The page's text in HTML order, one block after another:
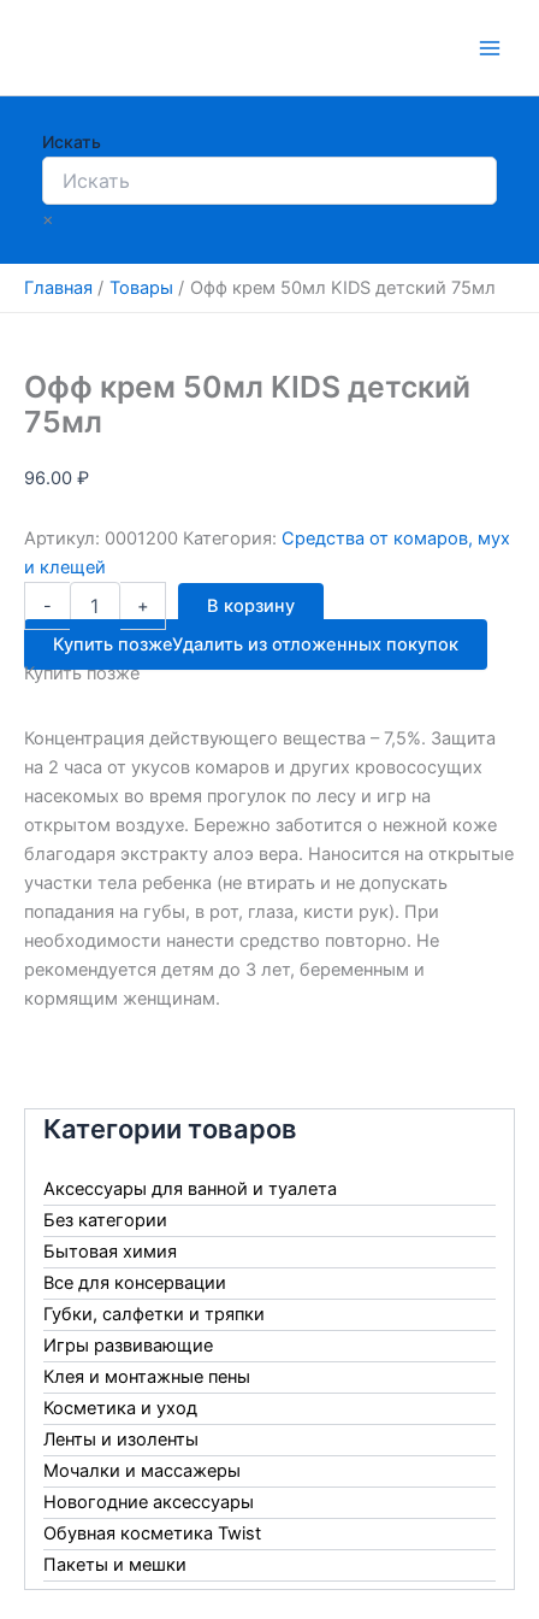
Искать
×
Главная Товары Офф крем 50мл KIDS детский 75мл
Категории товаров
Аксессуары для ванной и туалета
Без категории
Бытовая химия
Все для консервации
Губки, салфетки и тряпки
Игры развивающие
Клея и монтажные пены
Косметика и уход
Ленты и изоленты
Мочалки и массажеры
Новогодние аксессуары
Обувная косметика Twist
Пакеты и мешки
Перчатки
Офф крем 50мл KIDS детский
75мл
96.00 ₽
Артикул: 0001200 Категория: Средства от комаров, мух
и клещей
-
Количество
товара
Офф
крем
50мл
детский
75мл
+
В корзину
Купить позжеУдалить из отложенных покупок
Купить позже
Концентрация действующего вещества – 7,5%. Защита
на 2 часа от укусов комаров и других кровососущих
насекомых во время прогулок по лесу и игр на
открытом воздухе. Бережно заботится о нежной коже
благодаря экстракту алоэ вера. Наносится на открытые
участки тела ребенка (не втирать и не допускать
попадания на губы, в рот, глаза, кисти рук). При
необходимости нанести средство повторно. Не
рекомендуется детям до 3 лет, беременным и
кормящим женщинам.